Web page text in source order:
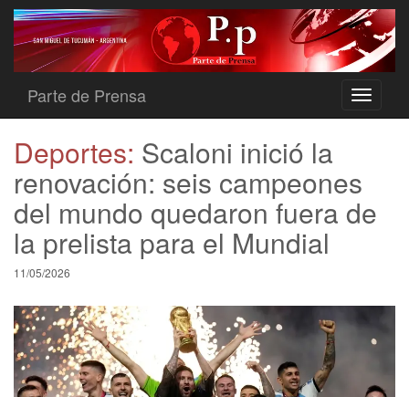
Toggle
Parte de Prensa
Deportes: Scaloni inició la
renovación: seis campeones
del mundo quedaron fuera de
la prelista para el Mundial
11/05/2026